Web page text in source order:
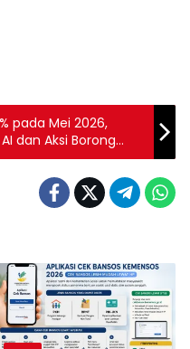
pada Mei 2026,
dan Aksi Borong